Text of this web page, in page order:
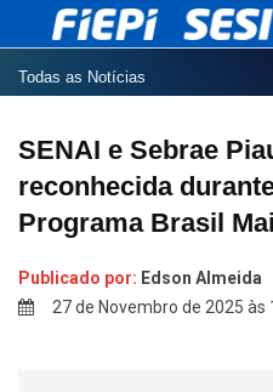
Todas as Notícias
SENAI e Sebrae
reconhecida
Programa Brasil
Publicado por: Edson Almeida
27 de Novembro de 2025 às